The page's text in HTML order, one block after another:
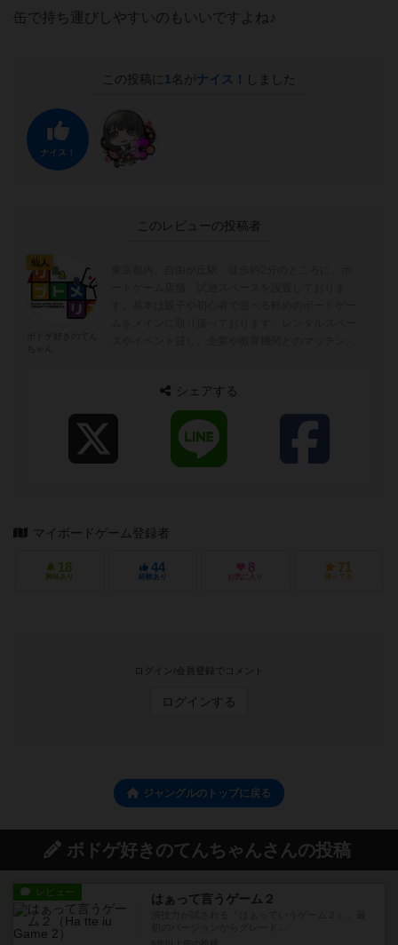
缶で持ち運びしやすいのもいいですよね♪
この投稿に 1 名がナイス！ しました
ナイス！
このレビューの投稿者
仙人
シェアする
マイボードゲーム登録者
18
興味あり
44
経験あり
8
お気に入り
71
持ってる
ログイン/会員登録でコメント
ログインする
ジャングルのトップに戻る
ボドゲ好きのてんちゃんさんの投稿
レビュー はぁって言うゲーム２